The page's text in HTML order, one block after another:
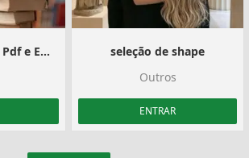
Grupo dos livros, Pdf e Epub
seleção de shape
Outros
ENTRAR